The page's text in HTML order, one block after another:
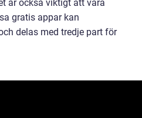
är också viktigt att vara
gratis appar kan
delas med tredje part för